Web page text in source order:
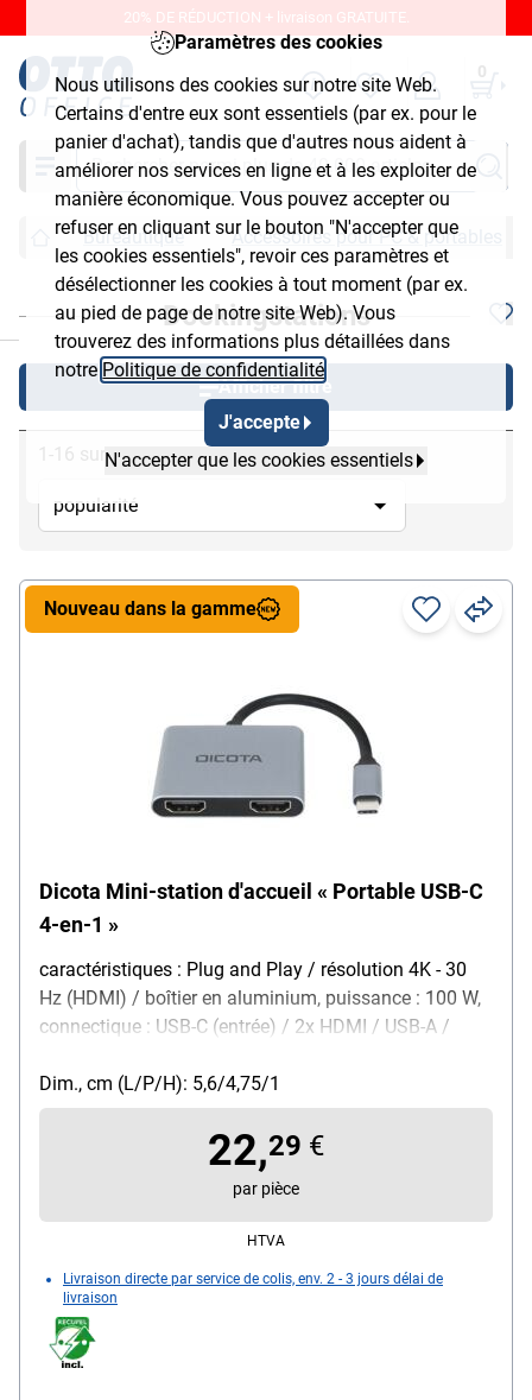
Paramètres des cookies
Nous utilisons des cookies sur notre site Web.
Certains d'entre eux sont essentiels (par ex. pour le
panier d'achat), tandis que d'autres nous aident à
améliorer nos services en ligne et à les exploiter de
manière économique. Vous pouvez accepter ou
refuser en cliquant sur le bouton "N'accepter que
les cookies essentiels", revoir ces paramètres et
désélectionner les cookies à tout moment (par ex.
au pied de page de notre site Web). Vous
trouverez des informations plus détaillées dans
notre Politique de confidentialité
J'accepte
N'accepter que les cookies essentiels
20% DE RÉDUCTION + livraison GRATUITE.
0
Chercher
Bureautique Accessoires pour PC & portables
Dockingstations
Afficher filtre
1-16 sur 16
Dicota Mini-station d'accueil « Portable USB-C
4-en-1 »
caractéristiques : Plug and Play / résolution 4K - 30
Hz (HDMI) / boîtier en aluminium, puissance : 100 W,
connectique : USB-C (entrée) / 2x HDMI / USB-A /
W / permet le partage / l'extension de l'écran sur 2
moniteurs, couleur : argent, dimensions, cm (L/P/H) :
5,6/4,75/1, poids : 40 g, matériau : métal, contenu de
la livraison : mini-station d'accueil / 1 câble USB-C
Dim., cm (L/P/H): 5,6/4,75/1
Nouveau dans la gamme
22,29 €
par pièce
HTVA
Livraison directe par service de colis, env. 2 - 3 jours délai de
livraison